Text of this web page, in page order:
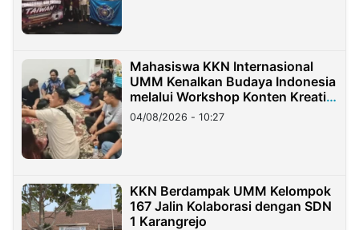
Mahasiswa KKN Internasional
UMM Kenalkan Budaya Indonesia
melalui Workshop Konten Kreatif
di Taiwan
04/08/2026 - 10:27
KKN Berdampak UMM Kelompok
167 Jalin Kolaborasi dengan SDN
1 Karangrejo